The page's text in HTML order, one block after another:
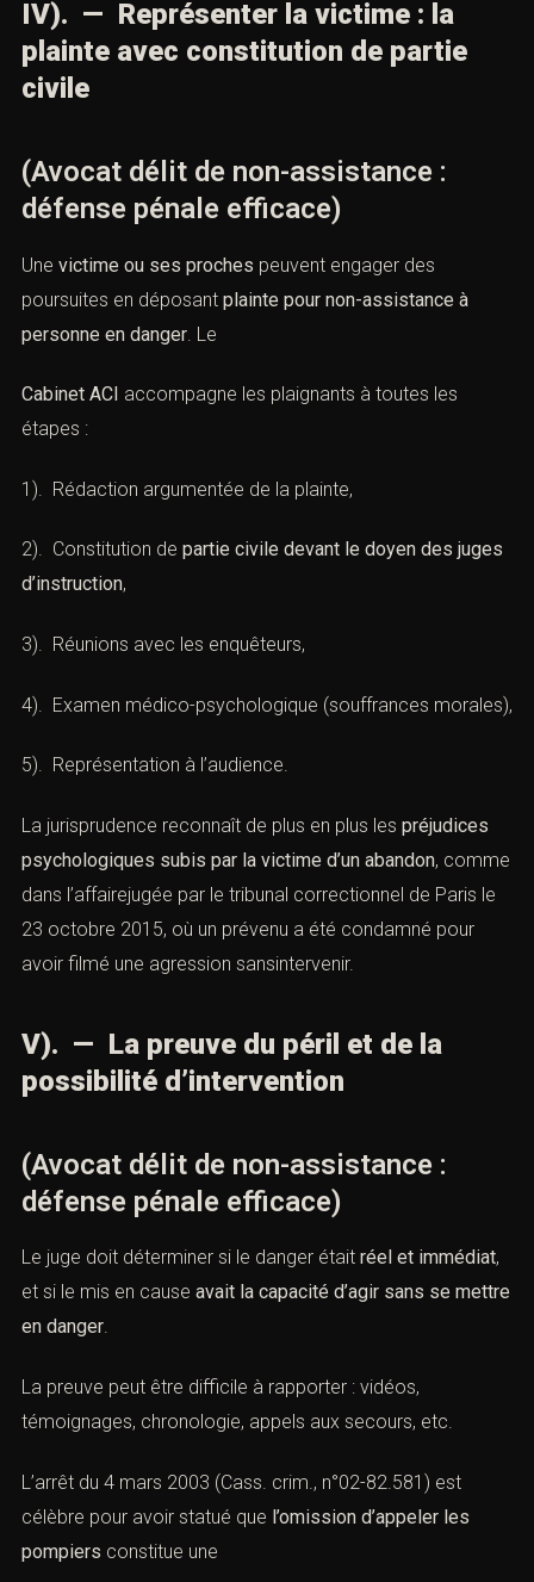
IV). — Représenter la victime : la
plainte avec constitution de partie
civile
(Avocat délit de non-assistance :
défense pénale efficace)
Une victime ou ses proches peuvent engager des
poursuites en déposant plainte pour non-assistance à
personne en danger . Le
Cabinet ACI accompagne les plaignants à toutes les
étapes :
1). Rédaction argumentée de la plainte,
2). Constitution de partie civile devant le doyen des juges
d’instruction,
3). Réunions avec les enquêteurs,
4). Examen médico-psychologique (souffrances morales),
5). Représentation à l’audience.
La jurisprudence reconnaît de plus en plus les préjudices
psychologiques subis par la victime d’un abandon, comme
dans l’affairejugée par le tribunal correctionnel de Paris le
23 octobre 2015, où un prévenu a été condamné pour
avoir filmé une agression sansintervenir.
V). — La preuve du péril et de la
possibilité d’intervention
(Avocat délit de non-assistance :
défense pénale efficace)
Le juge doit déterminer si le danger était réel et immédiat,
et si le mis en cause avait la capacité d’agir sans se mettre
en danger.
La preuve peut être difficile à rapporter : vidéos,
témoignages, chronologie, appels aux secours, etc.
L’arrêt du 4 mars 2003 (Cass. crim., n°02-82.581) est
célèbre pour avoir statué que l’omission d’appeler les
pompiers constitue une